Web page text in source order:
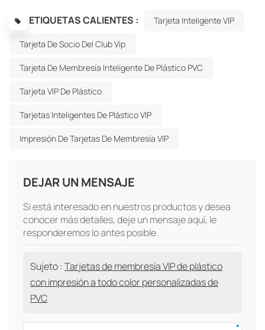
ETIQUETAS CALIENTES : Tarjeta Inteligente VIP
Tarjeta De Socio Del Club Vip
Tarjeta De Membresía Inteligente De Plástico PVC
Tarjeta VIP De Plástico
Tarjetas Inteligentes De Plástico VIP
Impresión De Tarjetas De Membresía VIP
DEJAR UN MENSAJE
Si está interesado en nuestros productos y desea
conocer más detalles, deje un mensaje aquí, le
responderemos lo antes posible.
Sujeto : Tarjetas de membresía VIP de plástico
con impresión a todo color personalizadas de
PVC